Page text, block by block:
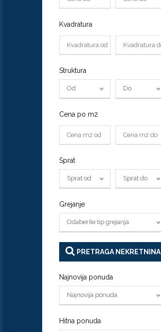
Kvadratura
Struktura
Od Do
Cena po m2
Sprat
Sprat od Sprat do
Grejanje
Odaberite tip grejanja
PRETRAGA NEKRETNINA
Najnovija ponuda
Najnovija ponuda
Hitna ponuda